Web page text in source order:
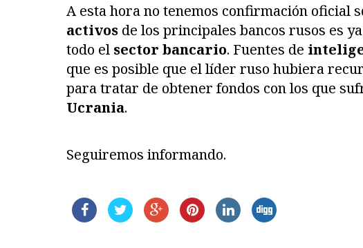
A esta hora no tenemos confirmación oficial
activos de los principales bancos rusos es
todo el sector bancario. Fuentes de
que es posible que el líder ruso hubiera
para tratar de obtener fondos con los que
Ucrania.
Seguiremos informando.